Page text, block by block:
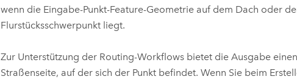
wenn die Eingabe-Punkt-Feature-Geometrie auf dem Dach oder
Flurstücksschwerpunkt liegt.
Zur Unterstützung der Routing-Workflows bietet die Ausgabe
Straßenseite, auf der sich der Punkt befindet. Wenn Sie beim